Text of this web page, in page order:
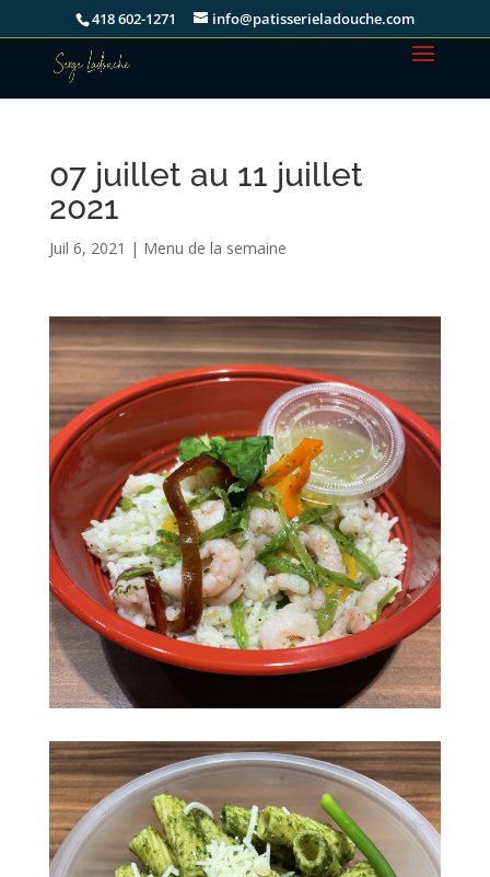
418 602-1271 info@patisserieladouche.com
07 juillet au 11 juillet
2021
Juil 6, 2021 | Menu de la semaine